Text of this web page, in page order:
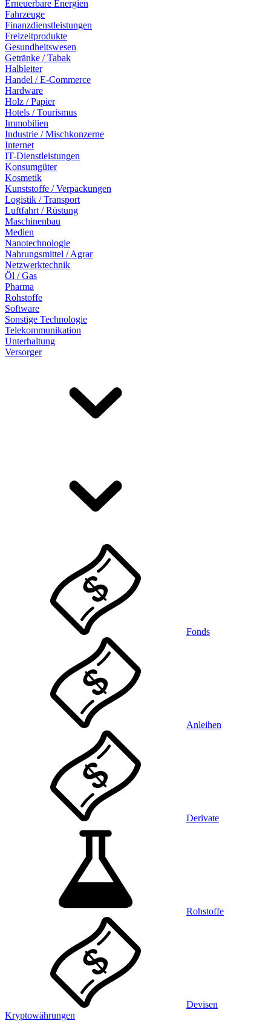
Erneuerbare Energien
Fahrzeuge
Finanzdienstleistungen
Freizeitprodukte
Gesundheitswesen
Getränke / Tabak
Halbleiter
Handel / E-Commerce
Hardware
Holz / Papier
Hotels / Tourismus
Immobilien
Industrie / Mischkonzerne
Internet
IT-Dienstleistungen
Konsumgüter
Kosmetik
Kunststoffe / Verpackungen
Logistik / Transport
Luftfahrt / Rüstung
Maschinenbau
Medien
Nanotechnologie
Nahrungsmittel / Agrar
Netzwerktechnik
Öl / Gas
Pharma
Rohstoffe
Software
Sonstige Technologie
Telekommunikation
Unterhaltung
Versorger
Fonds
Anleihen
Derivate
Rohstoffe
Devisen
Kryptowährungen